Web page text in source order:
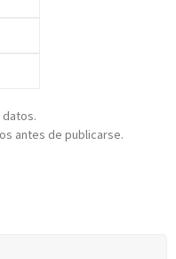
antes de publicarse.